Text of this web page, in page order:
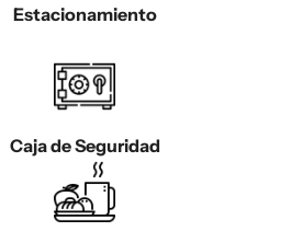
Estacionamiento
Caja de Seguridad